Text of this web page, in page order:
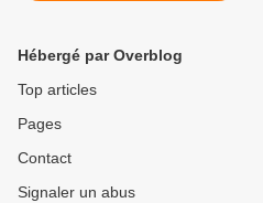
Hébergé par Overblog
Top articles
Pages
Contact
Signaler un abus